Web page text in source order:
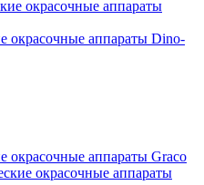
окрасочные аппараты Dino-
окрасочные аппараты Graco